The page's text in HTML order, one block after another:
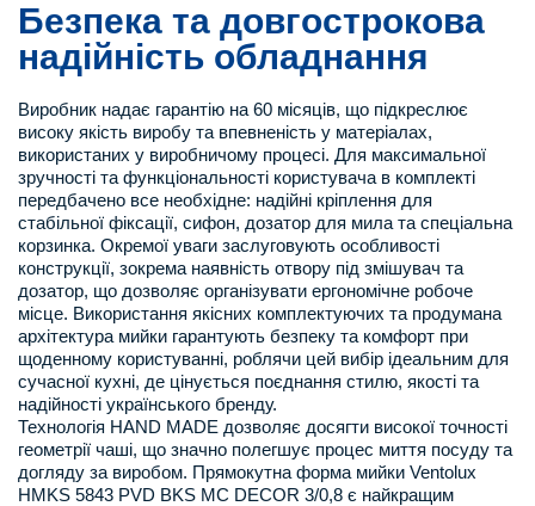
Безпека та довгострокова
надійність обладнання
Виробник надає гарантію на 60 місяців, що підкреслює
високу якість виробу та впевненість у матеріалах,
використаних у виробничому процесі. Для максимальної
зручності та функціональності користувача в комплекті
передбачено все необхідне: надійні кріплення для
стабільної фіксації, сифон, дозатор для мила та спеціальна
корзинка. Окремої уваги заслуговують особливості
конструкції, зокрема наявність отвору під змішувач та
дозатор, що дозволяє організувати ергономічне робоче
місце. Використання якісних комплектуючих та продумана
архітектура мийки гарантують безпеку та комфорт при
щоденному користуванні, роблячи цей вибір ідеальним для
сучасної кухні, де цінується поєднання стилю, якості та
надійності українського бренду.
Технологія HAND MADE дозволяє досягти високої точності
геометрії чаші, що значно полегшує процес миття посуду та
догляду за виробом. Прямокутна форма мийки Ventolux
HMKS 5843 PVD BKS MC DECOR 3/0,8 є найкращим